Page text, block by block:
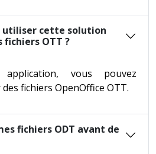
utiliser cette solution
OTT ?
vous pouvez
fichiers OpenOffice OTT.
fichiers ODT avant de